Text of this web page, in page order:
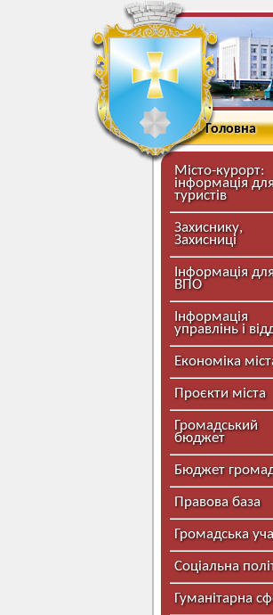
Головна
Місто-курорт:
інформація
туристів
Захиснику,
Захисниці
Інформація
ВПО
Інформація
управлінь і
Економіка
Проєкти міста
Громадський
бюджет
Бюджет
Правова база
Громадська
Соціальна
Гуманітарна